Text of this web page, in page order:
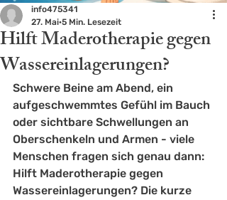
Hilft Maderotherapie gegen
Wassereinlagerungen?
info475341
27. Mai 5 Min. Lesezeit
Schwere Beine am Abend, ein
aufgeschwemmtes Gefühl im Bauch
oder sichtbare Schwellungen an
Oberschenkeln und Armen - viele
Menschen fragen sich genau dann:
Hilft Maderotherapie gegen
Wassereinlagerungen? Die kurze